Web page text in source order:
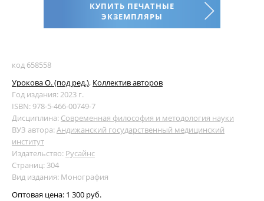
КУПИТЬ ПЕЧАТНЫЕ
ЭКЗЕМПЛЯРЫ
код 658558
Урокова О. (под ред.), Коллектив авторов
Год издания: 2023 г.
ISBN: 978-5-466-00749-7
Дисциплина: Современная философия и методология науки
ВУЗ автора:Андижанский государственный медицинский
институт
Издательство: Русайнс
Страниц: 304
Вид издания: Монография
Оптовая цена: 1 300 руб.